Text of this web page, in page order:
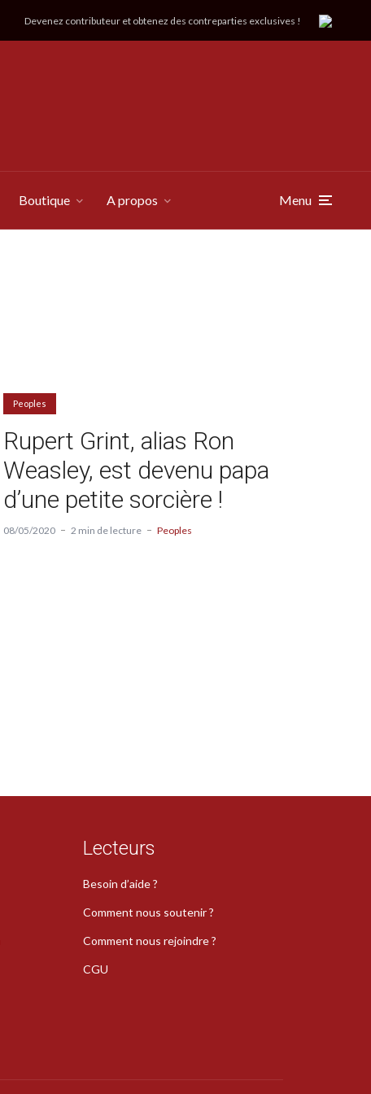
Devenez contributeur et obtenez des contreparties exclusives !
Boutique A propos Menu
Peoples
Rupert Grint, alias Ron
Weasley, est devenu papa
d’une petite sorcière !
08/05/2020 2 min de lecture Peoples
Lecteurs
Besoin d’aide ?
Comment nous soutenir ?
Comment nous rejoindre ?
CGU